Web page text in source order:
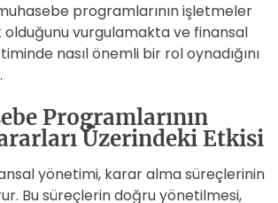
programlarının işletmeler
olduğunu vurgulamakta ve finansal
nasıl önemli bir rol oynadığını
Programlarının
Üzerindeki Etkisi
yönetimi, karar alma süreçlerinin
Bu süreçlerin doğru yönetilmesi,